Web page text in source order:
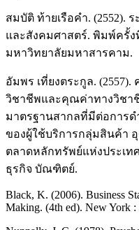
สมบัติ ท้ายเรือคำ. (2552).
และสังคมศาสตร์. พิมพ์ครั้
มหาวิทยาลัยมหาสารคาม.
อัมพร เที่ยงตระกูล.
วิชาชีพและคุณค่าทางวิชา
มาตรฐานสากลที่มีต่อการ
ของผู้ใช้บริการกลุ่มสินค้า
ตลาดหลักทรัพย์แห่งประเ
ธุรกิจ บัณฑิตย์.
Black, K. (2006). Business
Making. (4th ed). New York :